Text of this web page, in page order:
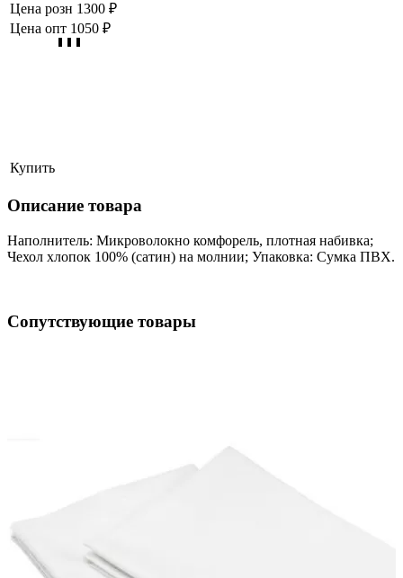
Цена розн 1300 ₽
Цена опт 1050 ₽
Купить
Описание товара
Наполнитель: Микроволокно комфорель, плотная набивка;
Чехол хлопок 100% (сатин) на молнии; Упаковка: Сумка ПВХ.
Сопутствующие товары